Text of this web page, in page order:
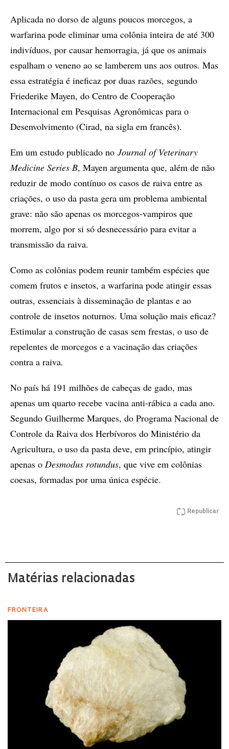
Aplicada no dorso de alguns poucos morcegos, a
warfarina pode eliminar uma colônia inteira de até 300
indivíduos, por causar hemorragia, já que os animais
espalham o veneno ao se lamberem uns aos outros. Mas
essa estratégia é ineficaz por duas razões, segundo
Friederike Mayen, do Centro de Cooperação
Internacional em Pesquisas Agronômicas para o
Desenvolvimento (Cirad, na sigla em francês).
Em um estudo publicado no Journal of Veterinary
Medicine Series B, Mayen argumenta que, além de não
reduzir de modo contínuo os casos de raiva entre as
criações, o uso da pasta gera um problema ambiental
grave: não são apenas os morcegos-vampiros que
morrem, algo por si só desnecessário para evitar a
transmissão da raiva.
Como as colônias podem reunir também espécies que
comem frutos e insetos, a warfarina pode atingir essas
outras, essenciais à disseminação de plantas e ao
controle de insetos noturnos. Uma solução mais eficaz?
Estimular a construção de casas sem frestas, o uso de
repelentes de morcegos e a vacinação das criações
contra a raiva.
No país há 191 milhões de cabeças de gado, mas
apenas um quarto recebe vacina anti-rábica a cada ano.
Segundo Guilherme Marques, do Programa Nacional de
Controle da Raiva dos Herbívoros do Ministério da
Agricultura, o uso da pasta deve, em princípio, atingir
apenas o Desmodus rotundus, que vive em colônias
coesas, formadas por uma única espécie.
Republicar